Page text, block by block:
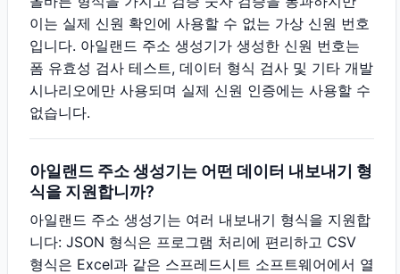
이는 실제 신원 확인에 사용할 수 없는 가상 신원 번호
입니다. 아일랜드 주소 생성기가 생성한 신원 번호는
폼 유효성 검사 테스트, 데이터 형식 검사 및 기타 개발
시나리오에만 사용되며 실제 신원 인증에는 사용할 수
없습니다.
아일랜드 주소 생성기는 어떤 데이터 내보내기 형
식을 지원합니까?
아일랜드 주소 생성기는 여러 내보내기 형식을 지원합
니다: JSON 형식은 프로그램 처리에 편리하고 CSV
형식은 Excel과 같은 스프레드시트 소프트웨어에서 열